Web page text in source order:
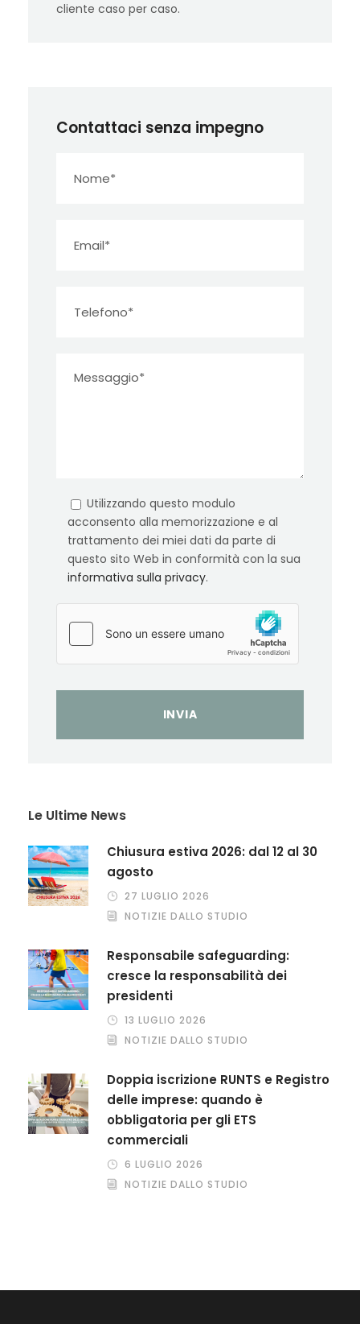
cliente caso per caso.
Contattaci senza impegno
Utilizzando questo modulo
acconsento alla memorizzazione e al
trattamento dei miei dati da parte di
questo sito Web in conformità con la sua
informativa sulla privacy.
Le Ultime News
Chiusura estiva 2026: dal 12 al 30
agosto
27 LUGLIO 2026
NOTIZIE DALLO STUDIO
Responsabile safeguarding:
cresce la responsabilità dei
presidenti
13 LUGLIO 2026
NOTIZIE DALLO STUDIO
Doppia iscrizione RUNTS e Registro
delle imprese: quando è
obbligatoria per gli ETS
commerciali
6 LUGLIO 2026
NOTIZIE DALLO STUDIO